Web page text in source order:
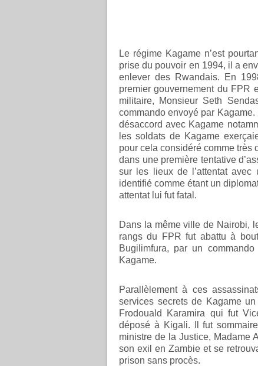
Le régime Kagame n’est
prise du pouvoir en 1994, il a
enlever des Rwandais. En
premier gouvernement du FPR
militaire, Monsieur Seth
commando envoyé par
désaccord avec Kagame
les soldats de Kagame
pour cela considéré comme très
dans une première tentative
sur les lieux de l’attentat avec
identifié comme étant un
attentat lui fut fatal.
Dans la même ville de Nairobi,
rangs du FPR fut abattu à
Bugilimfura, par un
Kagame.
Parallèlement à ces
services secrets de Kagame
Frodouald Karamira qui fut
déposé à Kigali. Il fut
ministre de la Justice, Madame
son exil en Zambie et se
prison sans procès.